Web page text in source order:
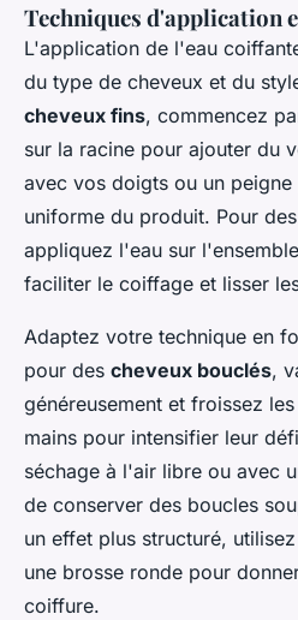
Techniques d'application
L'application de l'eau
du type de cheveux et du
cheveux fins, commencez
sur la racine pour ajouter du
avec vos doigts ou un
uniforme du produit. Pour
appliquez l'eau sur
faciliter le coiffage et lisser
Adaptez votre technique en
pour des cheveux bouclés,
généreusement et froissez
mains pour intensifier leur
séchage à l'air libre ou avec
de conserver des boucles
un effet plus structuré,
une brosse ronde pour
coiffure.